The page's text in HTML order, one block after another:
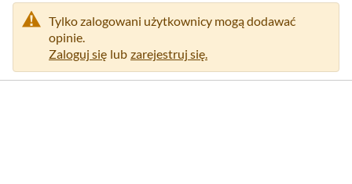
Tylko zalogowani użytkownicy mogą dodawać
opinie.
Zaloguj się lub zarejestruj się.